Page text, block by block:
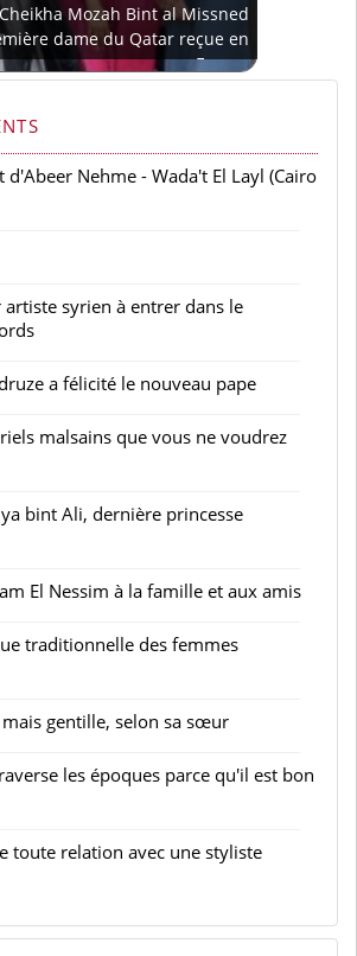
Cheikha Mozah Bint al Missned
dame du Qatar reçue en
France
d'Abeer Nehme - Wada't El Layl (Cairo
syrien à entrer dans le
a félicité le nouveau pape
malsains que vous ne voudrez
bint Ali, dernière princesse
El Nessim à la famille et aux amis
traditionnelle des femmes
mais gentille, selon sa sœur
les époques parce qu'il est bon
toute relation avec une styliste